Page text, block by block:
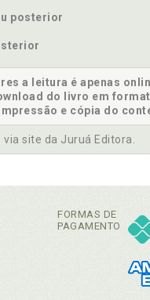
posterior
a leitura é apenas
do livro em
e cópia do
site da Juruá Editora.
FORMAS DE
PAGAMENTO